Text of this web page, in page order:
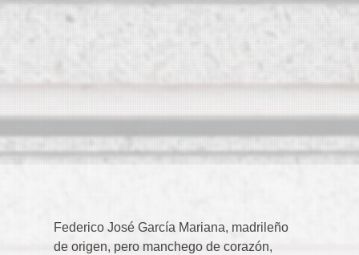
Federico José García Mariana, madrileño
de origen, pero manchego de corazón,